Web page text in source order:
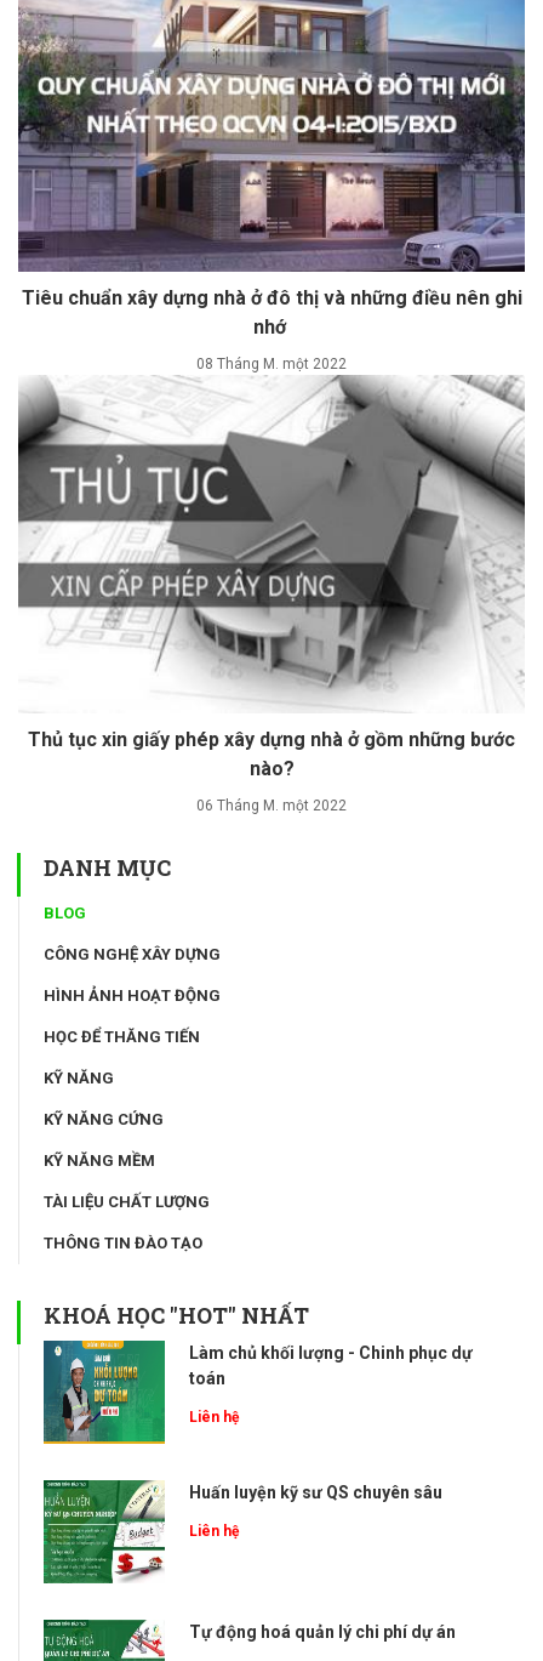
Tiêu chuẩn xây dựng nhà ở đô thị và những điều nên ghi
nhớ
08 Tháng M. một 2022
Thủ tục xin giấy phép xây dựng nhà ở gồm những bước
nào?
06 Tháng M. một 2022
DANH MỤC
BLOG
CÔNG NGHỆ XÂY DỰNG
HÌNH ẢNH HOẠT ĐỘNG
HỌC ĐỂ THĂNG TIẾN
KỸ NĂNG
KỸ NĂNG CỨNG
KỸ NĂNG MỀM
TÀI LIỆU CHẤT LƯỢNG
THÔNG TIN ĐÀO TẠO
KHOÁ HỌC "HOT" NHẤT
Làm chủ khối lượng - Chinh phục dự
toán
Liên hệ
Huấn luyện kỹ sư QS chuyên sâu
Liên hệ
Tự động hoá quản lý chi phí dự án